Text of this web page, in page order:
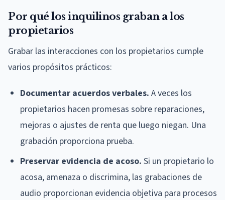
Por qué los inquilinos graban a los
propietarios
Grabar las interacciones con los propietarios cumple
varios propósitos prácticos:
Documentar acuerdos verbales. A veces los
propietarios hacen promesas sobre reparaciones,
mejoras o ajustes de renta que luego niegan. Una
grabación proporciona prueba.
Preservar evidencia de acoso. Si un propietario lo
acosa, amenaza o discrimina, las grabaciones de
audio proporcionan evidencia objetiva para procesos